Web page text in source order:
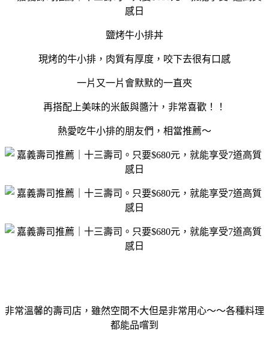
鹽烤牛小排丼
現烤的牛小排，肉質有厚度，咬下去很有口感
一片又一片會默默的一直夾
再搭配上美味的米飯與醬汁，非常喜歡！！
熱愛吃牛小排的朋友們，相當推薦～
非常溫馨的壽司店，雖然空間不大但是非常用心～～各種料理
都能品嚐到